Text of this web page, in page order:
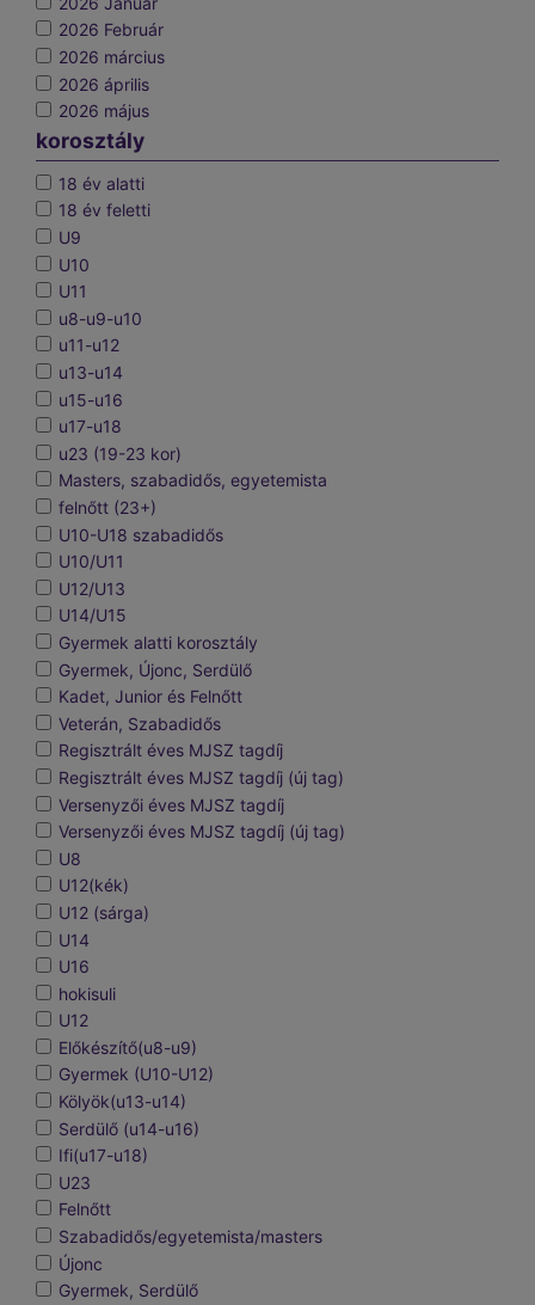
2026 Február
2026 március
2026 április
2026 május
korosztály
18 év alatti
18 év feletti
U9
U10
U11
u8-u9-u10
u11-u12
u13-u14
u15-u16
u17-u18
u23 (19-23 kor)
Masters, szabadidős, egyetemista
felnőtt (23+)
U10-U18 szabadidős
U10/U11
U12/U13
U14/U15
Gyermek alatti korosztály
Gyermek, Újonc, Serdülő
Kadet, Junior és Felnőtt
Veterán, Szabadidős
Regisztrált éves MJSZ tagdíj
Regisztrált éves MJSZ tagdíj (új tag)
Versenyzői éves MJSZ tagdíj
Versenyzői éves MJSZ tagdíj (új tag)
U8
U12(kék)
U12 (sárga)
U14
U16
hokisuli
U12
Előkészítő(u8-u9)
Gyermek (U10-U12)
Kölyök(u13-u14)
Serdülő (u14-u16)
Ifi(u17-u18)
U23
Felnőtt
Szabadidős/egyetemista/masters
Újonc
Gyermek, Serdülő